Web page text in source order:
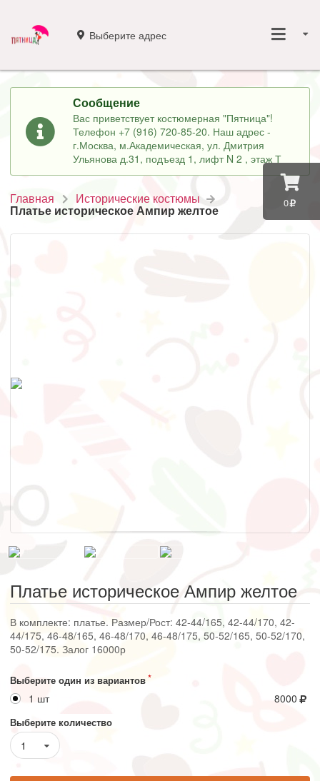
0
Выберите адрес
Сообщение
Вас приветствует костюмерная "Пятница"!
Телефон +7 (916) 720-85-20. Наш адрес -
г.Москва, м.Академическая, ул. Дмитрия
Ульянова д.31, подъезд 1, лифт N 2 , этаж Т
Главная Исторические костюмы
Платье историческое Ампир желтое
Платье историческое Ампир желтое
В комплекте: платье. Размер/Рост: 42-44/165, 42-44/170, 42-
44/175, 46-48/165, 46-48/170, 46-48/175, 50-52/165, 50-52/170,
50-52/175. Залог 16000р
Выберите один из вариантов
1 шт 8000
Выберите количество
1